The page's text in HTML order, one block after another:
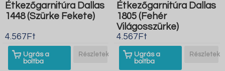
Étkezőgarnitúra Dallas
1448 (Szürke Fekete)
4.567Ft
Ugrás a
boltba
Részletek
Étkezőgarnitúra Dallas
1805 (Fehér
Világosszürke)
4.567Ft
Ugrás a
boltba
Részletek